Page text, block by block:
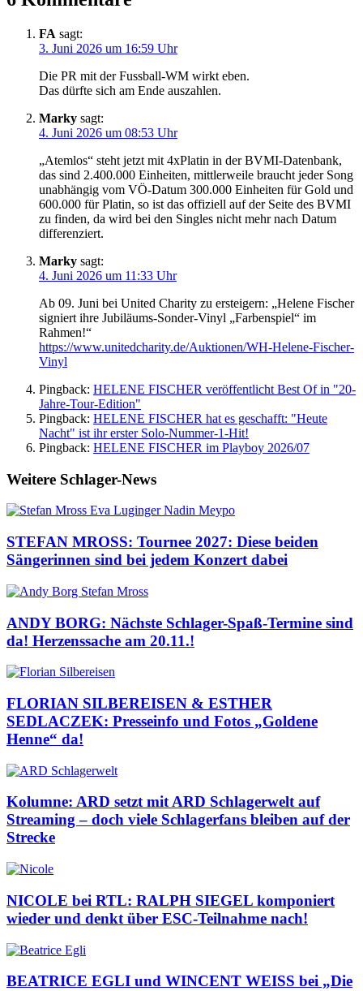
FA sagt:
3. Juni 2026 um 16:59 Uhr
Die PR mit der Fussball-WM wirkt eben.
Das dürfte sich am Ende auszahlen.
Marky sagt:
4. Juni 2026 um 08:53 Uhr
„Atemlos“ steht jetzt mit 4xPlatin in der BVMI-Datenbank,
das sind 2.400.000 Einheiten, mittlerweile braucht jeder Song
unabhängig vom VÖ-Datum 300.000 Einheiten für Gold und
600.000 für Platin, so ist das offiziell auf der Seite des BVMI
zu finden, da wird bei den Singles nicht mehr nach Datum
differenziert.
Marky sagt:
4. Juni 2026 um 11:33 Uhr
Ab 09. Juni bei United Charity zu ersteigern: „Helene Fischer
signiert ihre Jubiläums-Sonder-Vinyl „Farbenspiel“ im
Rahmen!“
https://www.unitedcharity.de/Auktionen/WH-Helene-Fischer-
Vinyl
Pingback: HELENE FISCHER veröffentlicht Best Of in "20-
Jahre-Tour-Edition"
Pingback: HELENE FISCHER hat es geschafft: "Heute
Nacht" ist ihr erster Solo-Nummer-1-Hit!
Pingback: HELENE FISCHER im Playboy 2026/07
Weitere Schlager-News
STEFAN MROSS: Tournee 2027: Diese beiden
Sängerinnen sind bei jedem Konzert dabei
ANDY BORG: Nächste Schlager-Spaß-Termine sind
da! Herzenssache am 20.11.!
FLORIAN SILBEREISEN & ESTHER
SEDLACZEK: Presseinfo und Fotos „Goldene
Henne“ da!
Kolumne: ARD setzt mit ARD Schlagerwelt auf
Streaming – doch viele Schlagerfans bleiben auf der
Strecke
NICOLE bei RTL: RALPH SIEGEL komponiert
wieder und denkt über ESC-Teilnahme nach!
BEATRICE EGLI und WINCENT WEISS bei „Die